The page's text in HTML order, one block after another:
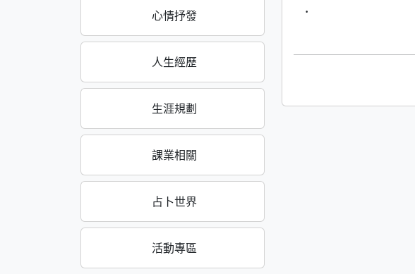
心情抒發
人生經歷
生涯規劃
課業相關
占卜世界
活動專區
·